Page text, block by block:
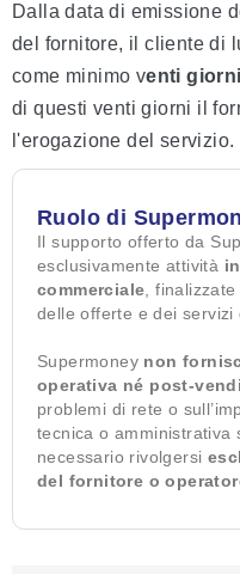
Dalla data di emissione
del fornitore, il cliente di
come minimo venti
di questi venti giorni il
l'erogazione del servizio.
Ruolo di
Il supporto offerto da
esclusivamente attività
commerciale ,
delle offerte e dei servizi
Supermoney non
operativa né post-
problemi di rete o
tecnica o amministrativa
necessario rivolgersi
del fornitore o